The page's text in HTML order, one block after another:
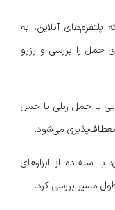
پلتفرم‌های آنلاین، به
حمل را بررسی و رزرو
با حمل ریلی یا حمل
می‌شود.
استفاده از ابزارهای
مسیر بررسی کرد.